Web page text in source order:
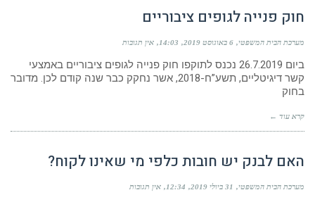
חוק פנייה לגופים ציבוריים
מערכת הבית המשפטי 6 באוגוסט 2019 14:03 אין תגובות
ביום 26.7.2019 נכנס לתוקפו חוק פנייה לגופים ציבוריים באמצעי
קשר דיגיטליים, תשע”ח-2018, אשר נחקק כבר שנה קודם לכן. מדובר
בחוק
קרא עוד ←
האם לבנק יש חובות כלפי מי שאינו לקוח?
מערכת הבית המשפטי 31 ביולי 2019 12:34 אין תגובות